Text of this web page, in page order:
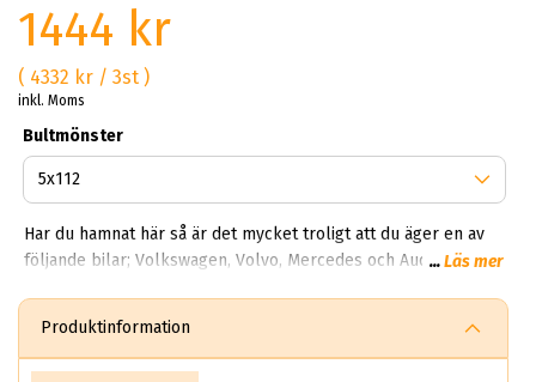
1444 kr
( 4332 kr / 3st )
inkl. Moms
Bultmönster
Har du hamnat här så är det mycket troligt att du äger en av
följande bilar; Volkswagen, Volvo, Mercedes och Audi? Det
Kodiak, Torino, Norrano och Arktis. Fälgarna tillverkas i
storlekarna 16 - 20 tum och finns i olika färger och bredder.
...Läs mer
Produktinformation